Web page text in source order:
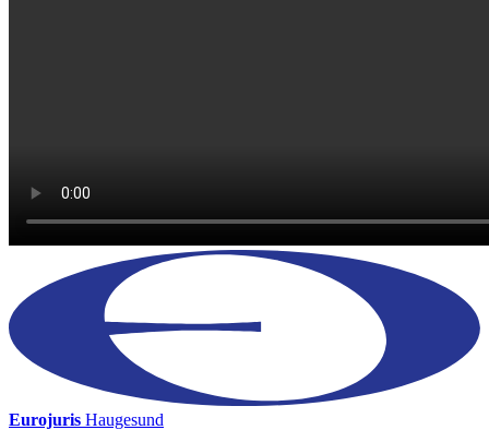
Eurojuris Haugesund